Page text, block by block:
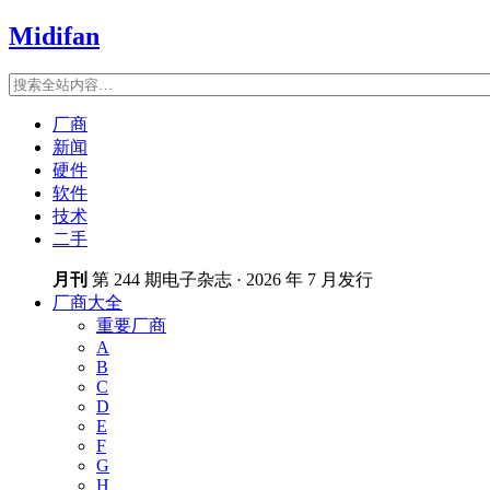
Midifan
厂商
新闻
硬件
软件
技术
二手
月刊 第 244 期电子杂志 · 2026 年 7 月发行
厂商大全
重要厂商
A
B
C
D
E
F
G
H